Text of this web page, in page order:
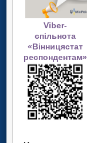
Viber-
спільнота
«Вінницястат
респондентам»